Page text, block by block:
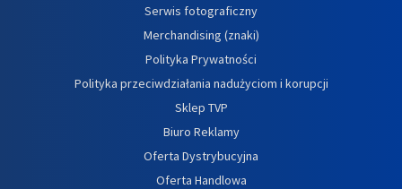
Serwis fotograficzny
Merchandising (znaki)
Polityka Prywatności
Polityka przeciwdziałania nadużyciom i korupcji
Sklep TVP
Biuro Reklamy
Oferta Dystrybucyjna
Oferta Handlowa